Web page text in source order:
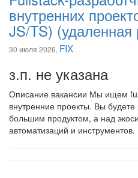
внутренних
JS/TS) (удаленная
30 июля 2026, FIX
з.п. не указана
Описание вакансии Мы ищем
внутренние проекты. Вы
большим продуктом, а над
автоматизаций и инструментов.